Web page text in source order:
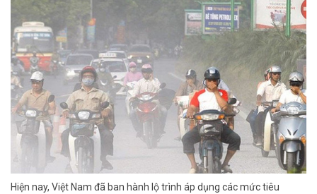
Hiện nay, Việt Nam đã ban hành lộ trình áp dụng các mức tiêu